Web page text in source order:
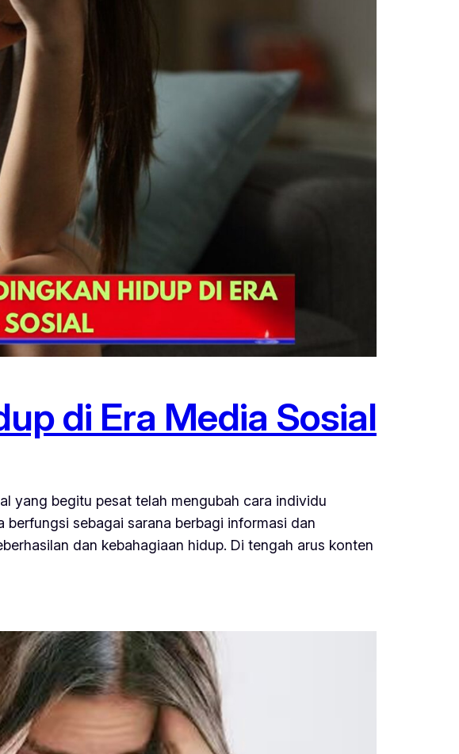
di Era Media Sosial
yang begitu pesat telah mengubah cara individu
sebagai sarana berbagi informasi dan
dan kebahagiaan hidup. Di tengah arus konten